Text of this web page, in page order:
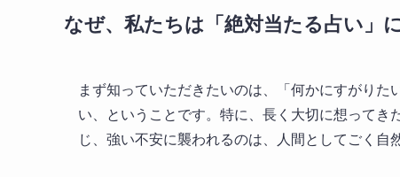
なぜ、私たちは「絶対当たる占い」
まず知っていただきたいのは、「何かにすがり
い、ということです。特に、長く大切に想って
じ、強い不安に襲われるのは、人間としてごく自